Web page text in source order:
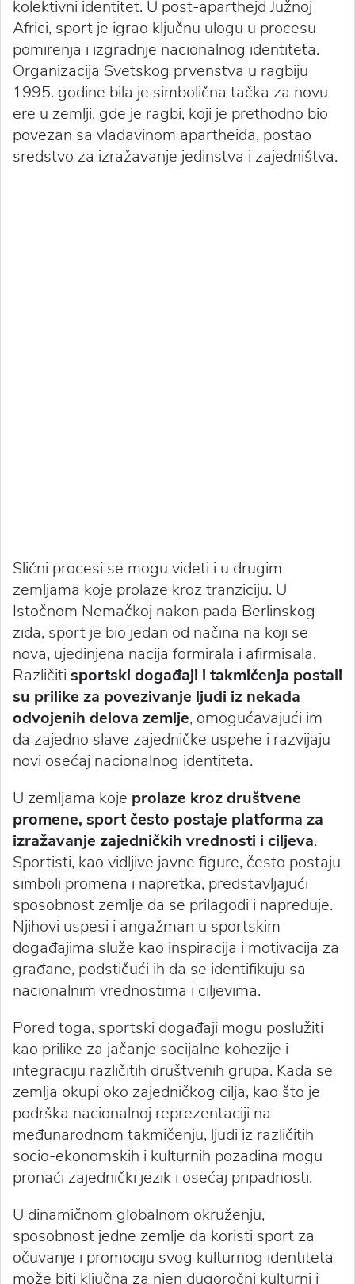
kolektivni identitet. U post-aparthejd Južnoj
Africi, sport je igrao ključnu ulogu u procesu
pomirenja i izgradnje nacionalnog identiteta.
Organizacija Svetskog prvenstva u ragbiju
1995. godine bila je simbolična tačka za novu
ere u zemlji, gde je ragbi, koji je prethodno bio
povezan sa vladavinom apartheida, postao
sredstvo za izražavanje jedinstva i zajedništva.
Slični procesi se mogu videti i u drugim
zemljama koje prolaze kroz tranziciju. U
Istočnom Nemačkoj nakon pada Berlinskog
zida, sport je bio jedan od načina na koji se
nova, ujedinjena nacija formirala i afirmisala.
Različiti sportski događaji i takmičenja postali
su prilike za povezivanje ljudi iz nekada
odvojenih delova zemlje, omogućavajući im
da zajedno slave zajedničke uspehe i razvijaju
novi osećaj nacionalnog identiteta.
U zemljama koje prolaze kroz društvene
promene, sport često postaje platforma za
izražavanje zajedničkih vrednosti i ciljeva.
Sportisti, kao vidljive javne figure, često postaju
simboli promena i napretka, predstavljajući
sposobnost zemlje da se prilagodi i napreduje.
Njihovi uspesi i angažman u sportskim
događajima služe kao inspiracija i motivacija za
građane, podstičući ih da se identifikuju sa
nacionalnim vrednostima i ciljevima.
Pored toga, sportski događaji mogu poslužiti
kao prilike za jačanje socijalne kohezije i
integraciju različitih društvenih grupa. Kada se
zemlja okupi oko zajedničkog cilja, kao što je
podrška nacionalnoj reprezentaciji na
međunarodnom takmičenju, ljudi iz različitih
socio-ekonomskih i kulturnih pozadina mogu
pronaći zajednički jezik i osećaj pripadnosti.
U dinamičnom globalnom okruženju,
sposobnost jedne zemlje da koristi sport za
očuvanje i promociju svog kulturnog identiteta
može biti ključna za njen dugoročni kulturni i